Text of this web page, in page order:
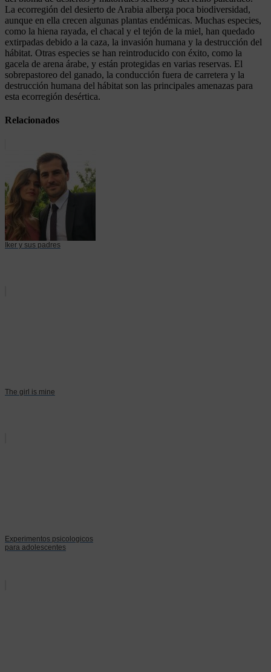
La ecorregión del desierto de Arabia alberga poca biodiversidad,
aunque en ella crecen algunas plantas endémicas. Muchas especies,
como la hiena rayada, el chacal y el tejón de la miel, han quedado
extirpadas debido a la caza, la invasión humana y la destrucción del
hábitat. Otras especies se han reintroducido con éxito, como la
gacela de arena árabe, y están protegidas en varias reservas. El
sobrepastoreo del ganado, la conducción fuera de carretera y la
destrucción humana del hábitat son las principales amenazas para
esta ecorregión desértica.
Relacionados
Iker y sus padres
The girl is mine
Experimentos psicologicos
para adolescentes